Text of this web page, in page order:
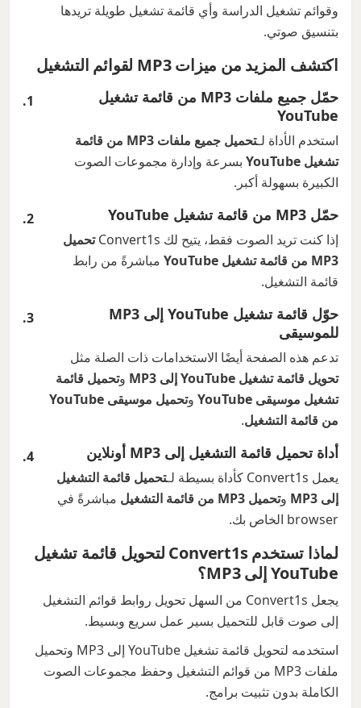
وقوائم تشغيل الدراسة وأي قائمة تشغيل طويلة تريدها
بتنسيق صوتي.
اكتشف المزيد من ميزات MP3 لقوائم التشغيل
حمّل جميع ملفات MP3 من قائمة تشغيل
YouTube
استخدم الأداة لـ
تحميل جميع ملفات MP3 من قائمة
تشغيل YouTube
بسرعة وإدارة مجموعات الصوت
الكبيرة بسهولة أكبر.
حمّل MP3 من قائمة تشغيل YouTube
إذا كنت تريد الصوت فقط، يتيح لك Convert1s
تحميل
MP3 من قائمة تشغيل YouTube
مباشرةً من رابط
قائمة التشغيل.
حوّل قائمة تشغيل YouTube إلى MP3
للموسيقى
تدعم هذه الصفحة أيضًا الاستخدامات ذات الصلة مثل
تحويل قائمة تشغيل YouTube إلى MP3
وتحميل قائمة
تشغيل موسيقى YouTube
و
تحميل موسيقى YouTube
من قائمة التشغيل.
أداة تحميل قائمة التشغيل إلى MP3 أونلاين
يعمل Convert1s كأداة بسيطة لـ
تحميل قائمة التشغيل
إلى MP3
وتحميل MP3 من قائمة التشغيل
مباشرةً في
browser الخاص بك.
لماذا تستخدم Convert1s لتحويل قائمة تشغيل
YouTube إلى MP3؟
يجعل Convert1s من السهل تحويل روابط قوائم التشغيل
إلى صوت قابل للتحميل بسير عمل سريع وبسيط.
استخدمه لتحويل قائمة تشغيل YouTube إلى MP3 وتحميل
ملفات MP3 من قوائم التشغيل وحفظ مجموعات الصوت
الكاملة بدون تثبيت برامج.